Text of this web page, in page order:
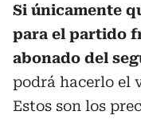
Si únicamente
para el partido
abonado del
podrá hacerlo el
Estos son los